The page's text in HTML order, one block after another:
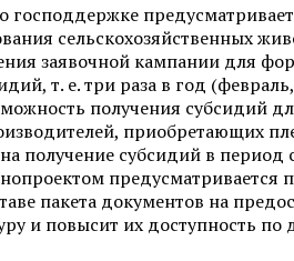
господдержке
сельскохозяйственных
заявочной кампании для
т. е. три раза в год
получения субсидий
приобретающих
получение субсидий в период
предусматривается
пакета документов на
и повысит их доступность